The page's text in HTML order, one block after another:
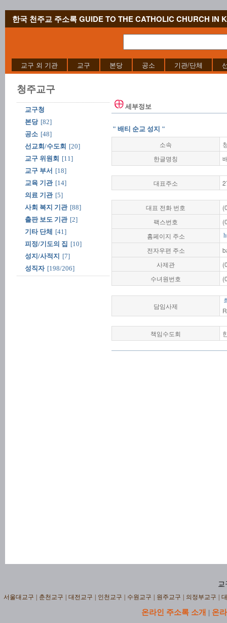
한국 천주교 주소록 GUIDE TO THE CATHOLIC CHURCH IN
교구 외 기관 교구 본당 공소 기관/단체
청주교구
교구청
본당 [82]
공소 [48]
선교회/수도회 [20]
교구 위원회 [11]
교구 부서 [18]
교육 기관 [14]
의료 기관 [5]
사회 복지 기관 [88]
출판 보도 기관 [2]
기타 단체
[41]
피정/기도의 집 [10]
성지/사적지
[7]
성직자 [198/206]
세부정보
" 배티 순교 성지 "
소속
한글명칭
대표주소
대표 전화 번호
팩스번호
홈페이지 주소
전자우편 주소
사제관
수녀원번호
담임사제
책임수도회
교
서울대교구 춘천교구 대전교구 인천교구 수원교구 원주교구 의정부교구
온라인 주소록 소개 | 온